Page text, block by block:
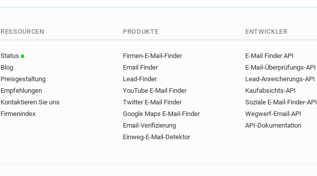
RESSOURCEN
Status
Blog
Preisgestaltung
Empfehlungen
Kontaktieren Sie uns
Firmenindex
PRODUKTE
Firmen-E-Mail-Finder
Email Finder
Lead-Finder
YouTube E-Mail Finder
Twitter E-Mail Finder
Google Maps E-Mail-Finder
Email-Verifizierung
Einweg-E-Mail-Detektor
ENTWICKLER
E-Mail Finder API
E-Mail-Überprüfungs-API
Lead-Anreicherungs-API
Kaufabsichts-API
Soziale E-Mail-Finder-API
Wegwerf-Email-API
API-Dokumentation